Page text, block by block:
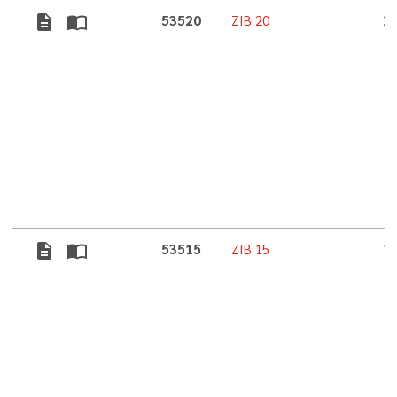
description import_contacts 53520 ZIB 20
description import_contacts 53515 ZIB 15